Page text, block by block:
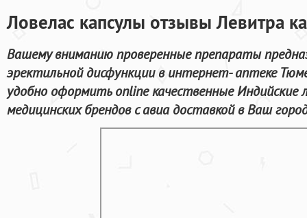
Ловелас капсулы отзывы Левитра
Вашему вниманию проверенные препараты
эректильной дисфункции в интернет- аптеке
удобно оформить online качественные Индийские
медицинских брендов с авиа доставкой в Ваш